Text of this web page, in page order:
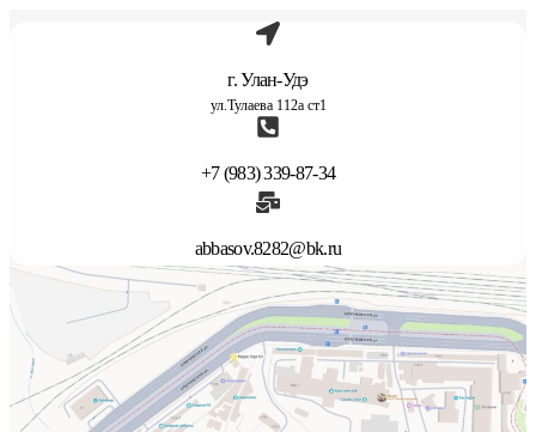
г. Улан-Удэ
ул.Тулаева 112а ст1
+7 (983) 339-87-34
abbasov.8282@bk.ru